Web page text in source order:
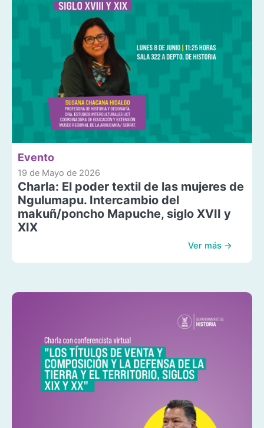
Evento
19 de Mayo de 2026
Charla: El poder textil de las mujeres de
Ngulumapu. Intercambio del
makuñ/poncho Mapuche, siglo XVII y
XIX
Ver más →